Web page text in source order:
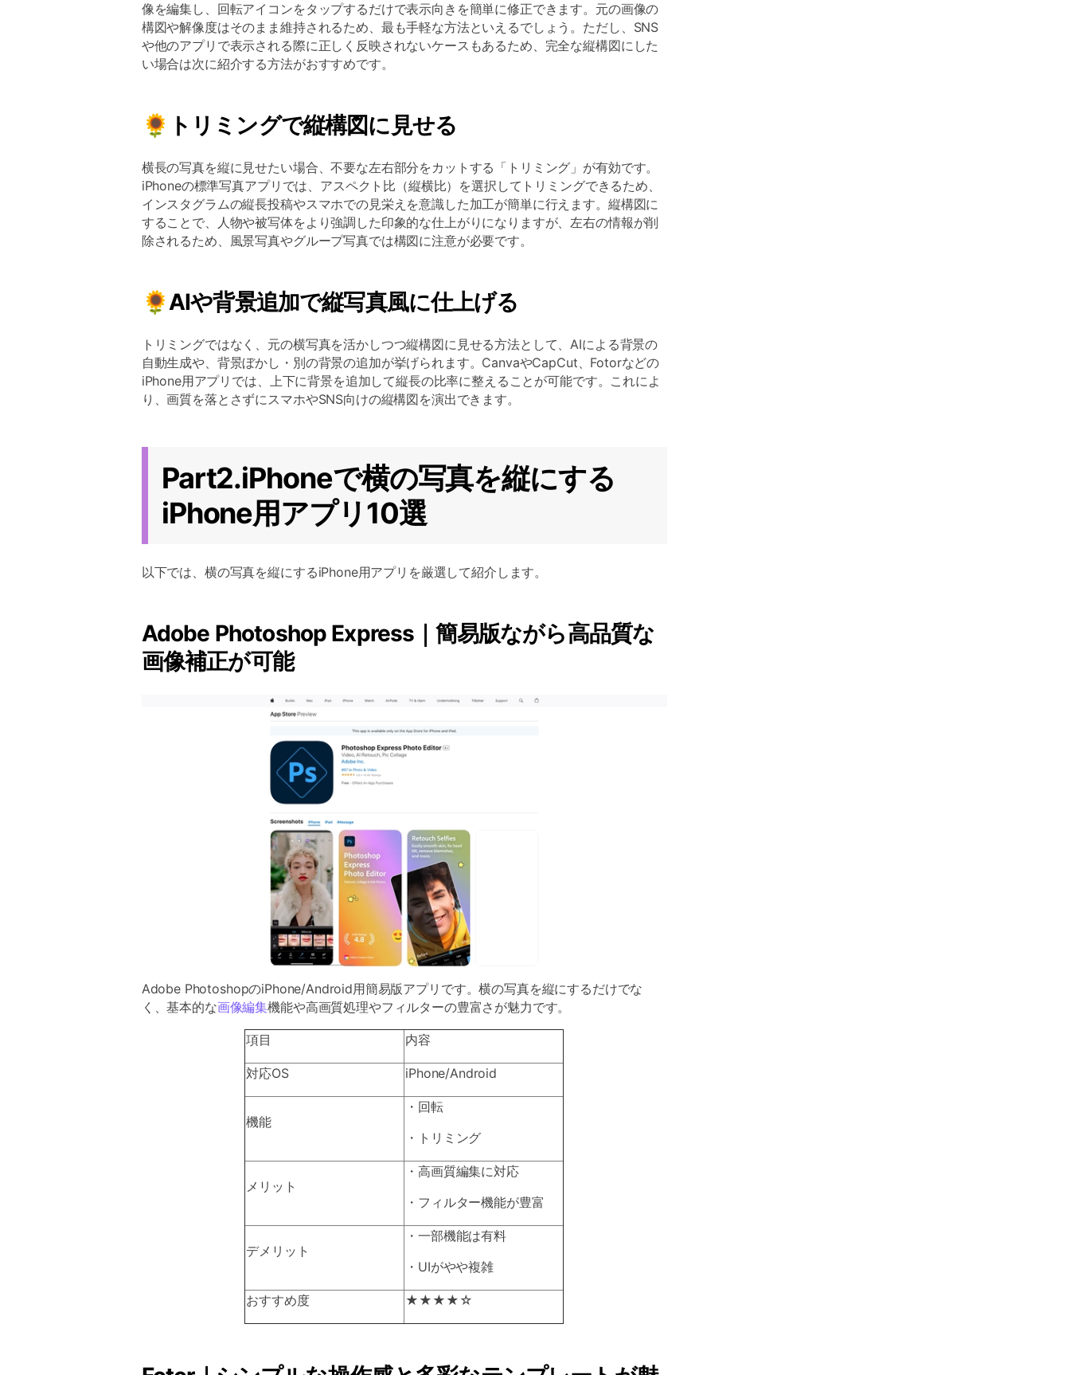
像を編集し、回転アイコンをタップするだけで表示向きを簡単に修正できます。元の画像の
構図や解像度はそのまま維持されるため、最も手軽な方法といえるでしょう。ただし、SNS
や他のアプリで表示される際に正しく反映されないケースもあるため、完全な縦構図にした
い場合は次に紹介する方法がおすすめです。
🌻トリミングで縦構図に見せる
横長の写真を縦に見せたい場合、不要な左右部分をカットする「トリミング」が有効です。
iPhoneの標準写真アプリでは、アスペクト比（縦横比）を選択してトリミングできるため、
インスタグラムの縦長投稿やスマホでの見栄えを意識した加工が簡単に行えます。縦構図に
することで、人物や被写体をより強調した印象的な仕上がりになりますが、左右の情報が削
除されるため、風景写真やグループ写真では構図に注意が必要です。
🌻AIや背景追加で縦写真風に仕上げる
トリミングではなく、元の横写真を活かしつつ縦構図に見せる方法として、AIによる背景の
自動生成や、背景ぼかし・別の背景の追加が挙げられます。CanvaやCapCut、Fotorなどの
iPhone用アプリでは、上下に背景を追加して縦長の比率に整えることが可能です。これによ
り、画質を落とさずにスマホやSNS向けの縦構図を演出できます。
Part2.iPhoneで横の写真を縦にする
iPhone用アプリ10選
以下では、横の写真を縦にするiPhone用アプリを厳選して紹介します。
Adobe Photoshop Express｜簡易版ながら高品質な
画像補正が可能
Adobe PhotoshopのiPhone/Android用簡易版アプリです。横の写真を縦にするだけでな
く、基本的な画像編集機能や高画質処理やフィルターの豊富さが魅力です。
項目 内容
対応OS iPhone/Android
機能
・回転
・トリミング
メリット
・高画質編集に対応
・フィルター機能が豊富
デメリット
・一部機能は有料
・UIがやや複雑
おすすめ度 ★★★★☆